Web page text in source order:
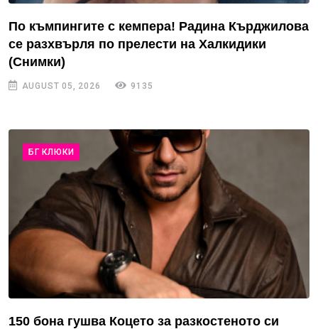
По къмпингите с кемпера! Радина Кърджилова
се разхвърля по прелести на Халкидики
(Снимки)
AUGUST 05, 2026 9135
БГ КЛЮКИ
150 бона гушва Коцето за разкостеното си